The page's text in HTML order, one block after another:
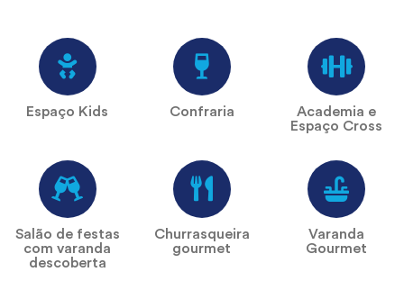
Espaço Kids Confraria
Academia e
Espaço Cross
Salão de festas
com varanda
descoberta
Churrasqueira
gourmet
Varanda
Gourmet